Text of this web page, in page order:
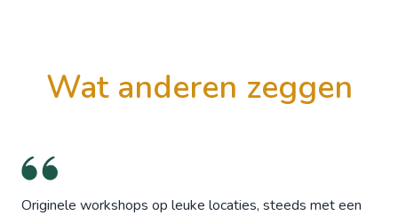
wat anderen zeggen
Originele workshops op leuke locaties, steeds met een